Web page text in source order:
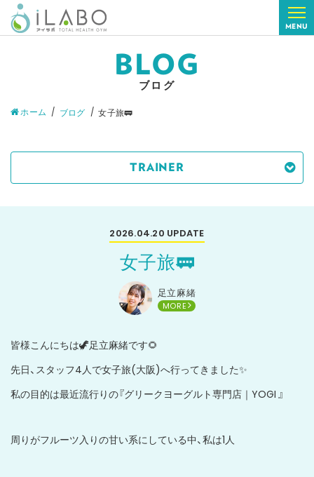
MENU
BLOG
ブログ
ホーム ブログ 女子旅🚃
TRAINER
2026.04.20 UPDATE
女子旅🚃
足立麻緒
MORE
皆様こんにちは🦖足立麻緒です🌻
先日、スタッフ4人で女子旅(大阪)へ行ってきました✨
私の目的は最近流行りの『グリークヨーグルト専門店｜YOGI 』
周りがフルーツ入りの甘い系にしている中、私は1人